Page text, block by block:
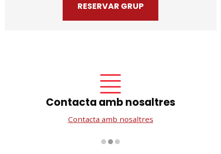
RESERVAR GRUP
Contacta amb nosaltres
Contacta amb nosaltres